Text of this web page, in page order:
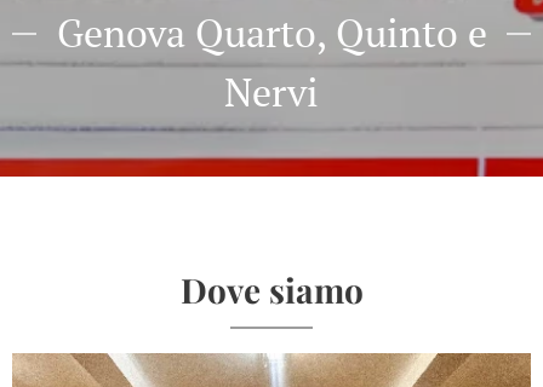
Genova Quarto, Quinto e
Nervi
Dove siamo